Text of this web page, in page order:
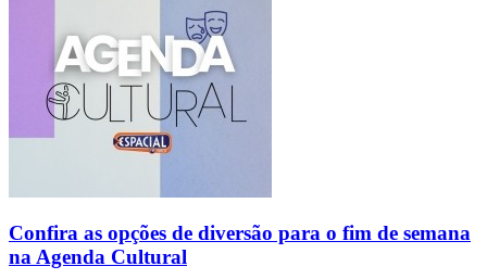
Confira as opções de diversão para o fim de semana
na Agenda Cultural